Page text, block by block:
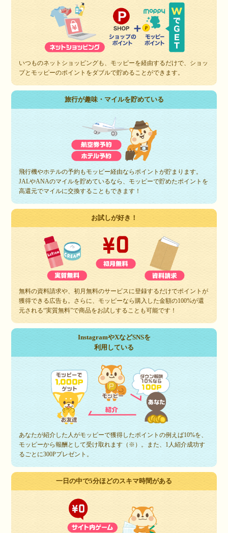
いつものネットショッピングも、モッピーを経由するだけで、ショッ
プとモッピーのポイントをダブルで貯めることができます。
旅行が趣味・マイルを貯めている
飛行機やホテルの予約もモッピー経由ならポイントが貯まります。
JALやANAのマイルを貯めているなら、モッピーで貯めたポイントを
高還元でマイルに交換することもできます！
お試しが好き！
無料の資料請求や、初月無料のサービスに登録するだけでポイントが
獲得できる広告も。さらに、モッピーなら購入した金額の100%が還
元される“実質無料”で商品をお試しすることも可能です！
InstagramやXなどSNSを
利用している
あなたが紹介した人がモッピーで獲得したポイントの例えば10%を、
モッピーから報酬として受け取れます（※）。また、1人紹介成功す
るごとに300Pプレゼント。
一日の中で5分ほどのスキマ時間がある